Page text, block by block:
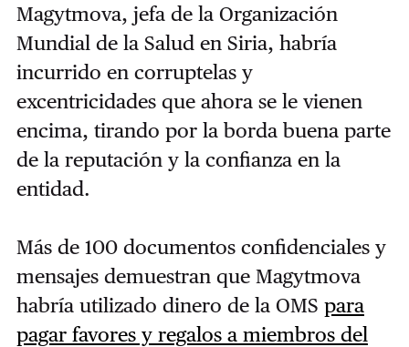
Magytmova, jefa de la Organización
Mundial de la Salud en Siria, habría
incurrido en corruptelas y
excentricidades que ahora se le vienen
encima, tirando por la borda buena parte
de la reputación y la confianza en la
entidad.
Más de 100 documentos confidenciales y
mensajes demuestran que Magytmova
habría utilizado dinero de la OMS para
pagar favores y regalos a miembros del